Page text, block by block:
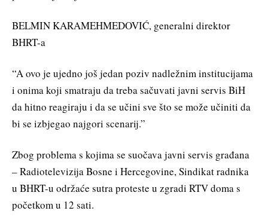
BELMIN KARAMEHMEDOVIĆ, generalni direktor
BHRT-a
“A ovo je ujedno još jedan poziv nadležnim institucijama
i onima koji smatraju da treba sačuvati javni servis BiH
da hitno reagiraju i da se učini sve što se može učiniti da
bi se izbjegao najgori scenarij.”
Zbog problema s kojima se suočava javni servis građana
– Radiotelevizija Bosne i Hercegovine, Sindikat radnika
u BHRT-u održaće sutra proteste u zgradi RTV doma s
početkom u 12 sati.